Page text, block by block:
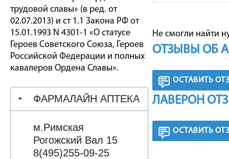
трудовой славы» (в ред. от
02.07.2013) и ст 1.1 Закона РФ от
15.01.1993 N 4301-1 «О статусе
Героев Советского Союза, Героев
Российской Федерации и полных
кавалеров Ордена Славы».
ФАРМАЛАЙН АПТЕКА
м.Римская
Рогожский Вал 15
8(495)255-09-25
Не смогли найти
ОТЗЫВЫ ОБ
ОСТАВИТЬ
ЛАВЕРОН
ОСТАВИТЬ